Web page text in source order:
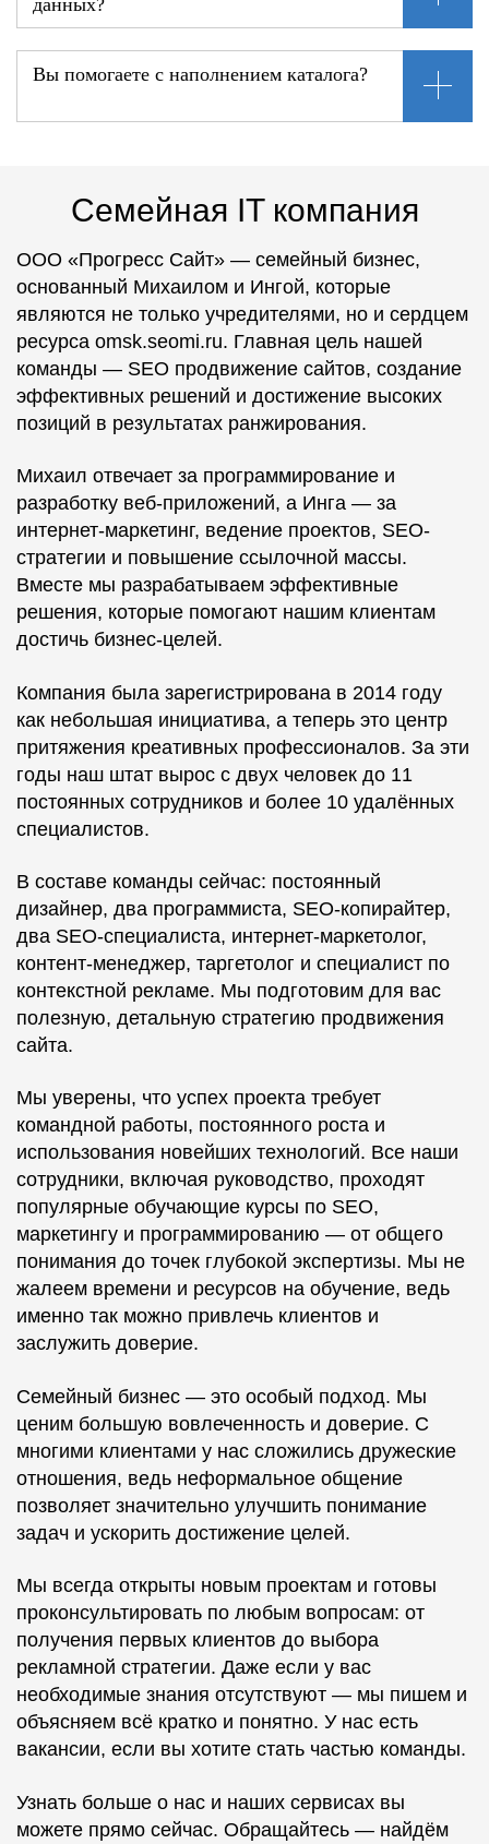
Вы помогаете с наполнением каталога?
Семейная IT компания
ООО «Прогресс Сайт» — семейный бизнес,
основанный Михаилом и Ингой, которые
являются не только учредителями, но и сердцем
ресурса omsk.seomi.ru. Главная цель нашей
команды — SEO продвижение сайтов, создание
эффективных решений и достижение высоких
позиций в результатах ранжирования.
Михаил отвечает за программирование и
разработку веб-приложений, а Инга — за
интернет-маркетинг, ведение проектов, SEO-
стратегии и повышение ссылочной массы.
Вместе мы разрабатываем эффективные
решения, которые помогают нашим клиентам
достичь бизнес-целей.
Компания была зарегистрирована в 2014 году
как небольшая инициатива, а теперь это центр
притяжения креативных профессионалов. За эти
годы наш штат вырос с двух человек до 11
постоянных сотрудников и более 10 удалённых
специалистов.
В составе команды сейчас: постоянный
дизайнер, два программиста, SEO-копирайтер,
два SEO-специалиста, интернет-маркетолог,
контент-менеджер, таргетолог и специалист по
контекстной рекламе. Мы подготовим для вас
полезную, детальную стратегию продвижения
сайта.
Мы уверены, что успех проекта требует
командной работы, постоянного роста и
использования новейших технологий. Все наши
сотрудники, включая руководство, проходят
популярные обучающие курсы по SEO,
маркетингу и программированию — от общего
понимания до точек глубокой экспертизы. Мы не
жалеем времени и ресурсов на обучение, ведь
именно так можно привлечь клиентов и
заслужить доверие.
Семейный бизнес — это особый подход. Мы
ценим большую вовлеченность и доверие. С
многими клиентами у нас сложились дружеские
отношения, ведь неформальное общение
позволяет значительно улучшить понимание
задач и ускорить достижение целей.
Мы всегда открыты новым проектам и готовы
проконсультировать по любым вопросам: от
получения первых клиентов до выбора
рекламной стратегии. Даже если у вас
необходимые знания отсутствуют — мы пишем и
объясняем всё кратко и понятно. У нас есть
вакансии, если вы хотите стать частью команды.
Узнать больше о нас и наших сервисах вы
можете прямо сейчас. Обращайтесь — найдём